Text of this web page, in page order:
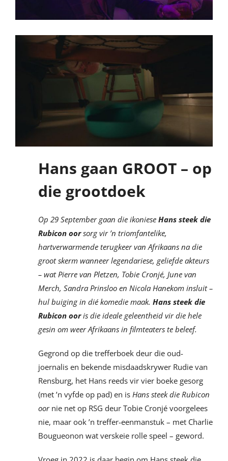
Hans gaan GROOT – op
die grootdoek
Op 29 September gaan die ikoniese Hans steek die
Rubicon oorsorg vir ’n triomfantelike,
hartverwarmende terugkeer van Afrikaans na die
groot skerm wanneer legendariese, geliefde akteurs
– wat Pierre van Pletzen, Tobie Cronjé, June van
Merch, Sandra Prinsloo en Nicola Hanekom insluit –
hul buiging in dié komedie maak. Hans steek die
Rubicon ooris die ideale geleentheid vir die hele
gesin om weer Afrikaans in filmteaters te beleef.
Gegrond op die trefferboek deur die oud-
joernalis en bekende misdaadskrywer Rudie van
Rensburg, het Hans reeds vir vier boeke gesorg
(met ’n vyfde op pad) en is Hans steek die Rubicon
oornie net op RSG deur Tobie Cronjé voorgelees
nie, maar ook ’n treffer-eenmanstuk – met Charlie
Bougueonon wat verskeie rolle speel – geword.